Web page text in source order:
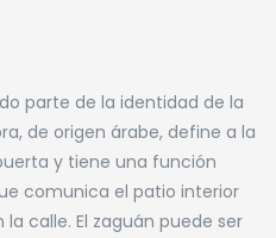
parte de la identidad de la
de origen árabe, define a la
y tiene una función
comunica el patio interior
calle. El zaguán puede ser